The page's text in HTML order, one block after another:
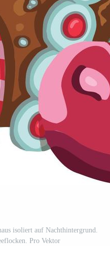
isoliert auf Nachthintergrund.
Pro Vektor